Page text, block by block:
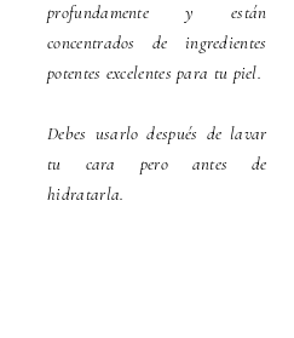
profundamente y están
concentrados de ingredientes
potentes excelentes para tu piel.
Debes usarlo después de lavar
tu cara pero antes de
hidratarla.